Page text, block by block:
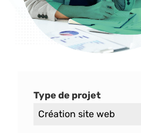
Type de projet
Création site web